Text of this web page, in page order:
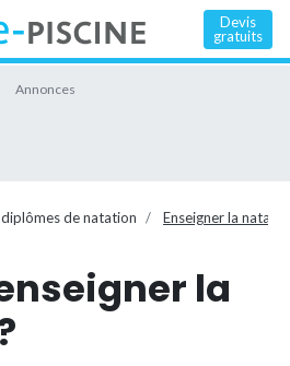
Devis
gratuits
diplômes de natation Enseigner la
la